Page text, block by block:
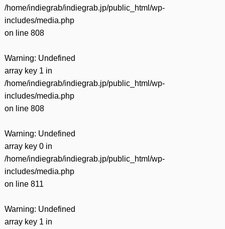
/home/indiegrab/indiegrab.jp/public_html/wp-
includes/media.php
on line 808
Warning: Undefined
array key 1 in
/home/indiegrab/indiegrab.jp/public_html/wp-
includes/media.php
on line 808
Warning: Undefined
array key 0 in
/home/indiegrab/indiegrab.jp/public_html/wp-
includes/media.php
on line 811
Warning: Undefined
array key 1 in